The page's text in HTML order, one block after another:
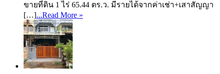
ขายที่ดิน 1 ไร่ 65.44 ตร.ว. มีรายได้จากค่าเช่า+เสาสัญญา
[…]...Read More »